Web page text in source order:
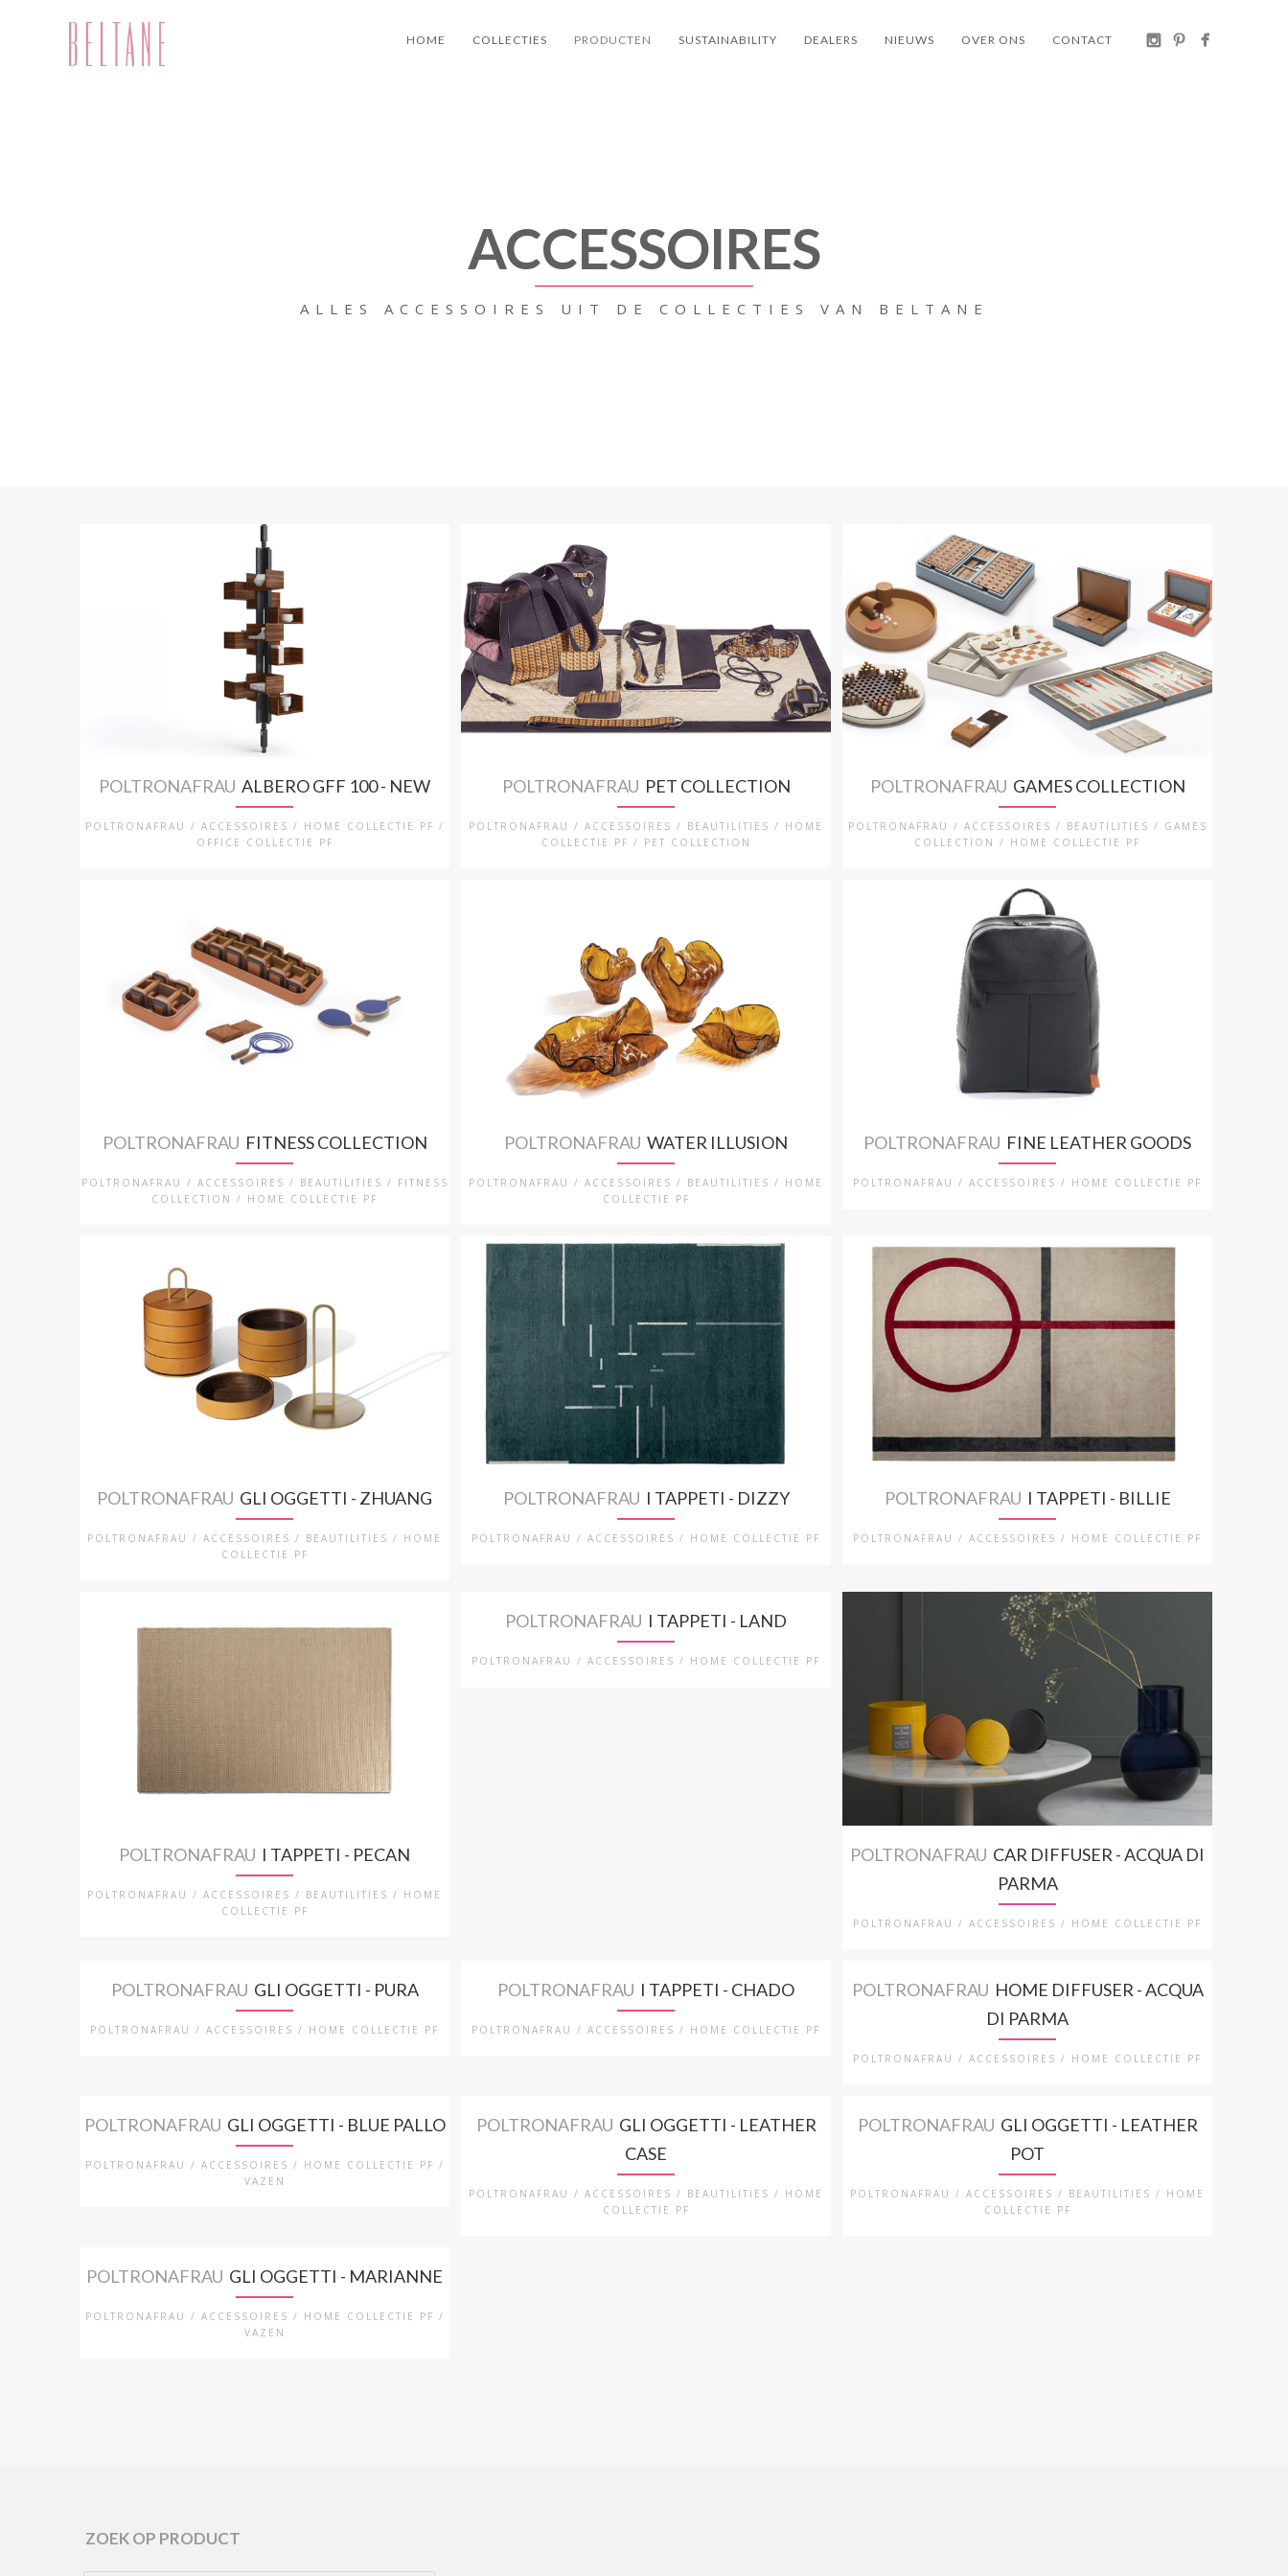
HOME COLLECTIES PRODUCTEN SUSTAINABILITY DEALERS NIEUWS OVER ONS CONTACT
ACCESSOIRES
ALLES ACCESSOIRES UIT DE COLLECTIES VAN BELTANE
POLTRONAFRAU ALBERO GFF 100 - NEW
POLTRONAFRAU / ACCESSOIRES / HOME COLLECTIE PF /
OFFICE COLLECTIE PF
POLTRONAFRAU PET COLLECTION
POLTRONAFRAU / ACCESSOIRES / BEAUTILITIES / HOME
COLLECTIE PF / PET COLLECTION
POLTRONAFRAU GAMES COLLECTION
POLTRONAFRAU / ACCESSOIRES / BEAUTILITIES / GAMES
COLLECTION / HOME COLLECTIE PF
POLTRONAFRAU FITNESS COLLECTION
POLTRONAFRAU / ACCESSOIRES / BEAUTILITIES / FITNESS
COLLECTION / HOME COLLECTIE PF
POLTRONAFRAU WATER ILLUSION
POLTRONAFRAU / ACCESSOIRES / BEAUTILITIES / HOME
COLLECTIE PF
POLTRONAFRAU FINE LEATHER GOODS
POLTRONAFRAU / ACCESSOIRES / HOME COLLECTIE PF
POLTRONAFRAU GLI OGGETTI - ZHUANG
POLTRONAFRAU / ACCESSOIRES / BEAUTILITIES / HOME
COLLECTIE PF
POLTRONAFRAU I TAPPETI - DIZZY
POLTRONAFRAU / ACCESSOIRES / HOME COLLECTIE PF
POLTRONAFRAU I TAPPETI - BILLIE
POLTRONAFRAU / ACCESSOIRES / HOME COLLECTIE PF
POLTRONAFRAU I TAPPETI - PECAN
POLTRONAFRAU / ACCESSOIRES / BEAUTILITIES / HOME
COLLECTIE PF
POLTRONAFRAU I TAPPETI - LAND
POLTRONAFRAU / ACCESSOIRES / HOME COLLECTIE PF
POLTRONAFRAU CAR DIFFUSER - ACQUA DI
PARMA
POLTRONAFRAU / ACCESSOIRES / HOME COLLECTIE PF
POLTRONAFRAU GLI OGGETTI - PURA
POLTRONAFRAU / ACCESSOIRES / HOME COLLECTIE PF
POLTRONAFRAU I TAPPETI - CHADO
POLTRONAFRAU / ACCESSOIRES / HOME COLLECTIE PF
POLTRONAFRAU HOME DIFFUSER - ACQUA
DI PARMA
POLTRONAFRAU / ACCESSOIRES / HOME COLLECTIE PF
POLTRONAFRAU GLI OGGETTI - BLUE PALLO
POLTRONAFRAU / ACCESSOIRES / HOME COLLECTIE PF /
VAZEN
POLTRONAFRAU GLI OGGETTI - LEATHER
CASE
POLTRONAFRAU / ACCESSOIRES / BEAUTILITIES / HOME
COLLECTIE PF
POLTRONAFRAU GLI OGGETTI - LEATHER
POT
POLTRONAFRAU / ACCESSOIRES / BEAUTILITIES / HOME
COLLECTIE PF
POLTRONAFRAU GLI OGGETTI - MARIANNE
POLTRONAFRAU / ACCESSOIRES / HOME COLLECTIE PF /
VAZEN
ZOEK OP PRODUCT